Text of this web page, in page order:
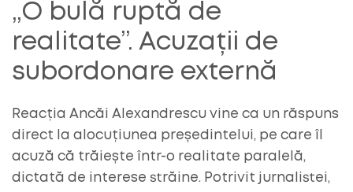
„O bulă ruptă de
realitate”. Acuzații de
subordonare externă
Reacția Ancăi Alexandrescu vine ca un răspuns
direct la alocuțiunea președintelui, pe care îl
acuză că trăiește într-o realitate paralelă,
dictată de interese străine. Potrivit jurnalistei,